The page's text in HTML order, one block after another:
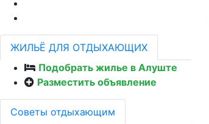
ЖИЛЬЁ ДЛЯ ОТДЫХАЮЩИХ
Подобрать жилье в Алуште
Разместить объявление
Советы отдыхающим